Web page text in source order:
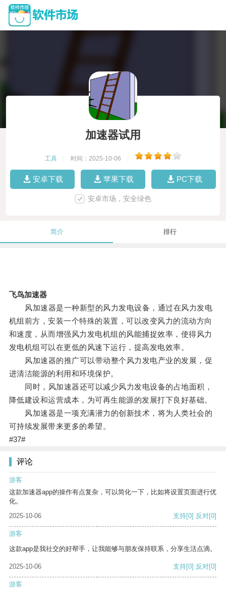
加速器试用
工具 时间：2025-10-06
安卓下载 苹果下载 PC下载
安卓市场，安全绿色
简介 排行
飞鸟加速器
风加速器是一种新型的风力发电设备，通过在风力发电
机组前方，安装一个特殊的装置，可以改变风力的流动方向
和速度，从而增强风力发电机组的风能捕捉效率，使得风力
发电机组可以在更低的风速下运行，提高发电效率。
风加速器的推广可以带动整个风力发电产业的发展，促
进清洁能源的利用和环境保护。
同时，风加速器还可以减少风力发电设备的占地面积，
降低建设和运营成本，为可再生能源的发展打下良好基础。
风加速器是一项充满潜力的创新技术，将为人类社会的
可持续发展带来更多的希望。
#37#
评论
游客
这款加速器app的操作有点复杂，可以简化一下，比如将设置页面进行优
化。
2025-10-06
支持[0] 反对[0]
游客
这款app是我社交的好帮手，让我能够与朋友保持联系，分享生活点滴。
2025-10-06 支持[0] 反对[0]
游客